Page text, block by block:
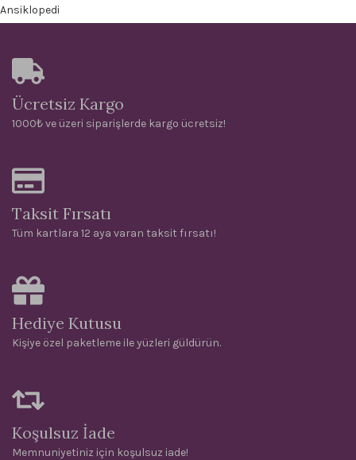
Ansiklopedi
Ücretsiz Kargo
1000₺ ve üzeri siparişlerde kargo ücretsiz!
Taksit Fırsatı
Tüm kartlara 12 aya varan taksit fırsatı!
Hediye Kutusu
Kişiye özel paketleme ile yüzleri güldürün.
Koşulsuz İade
Memnuniyetiniz için koşulsuz iade!